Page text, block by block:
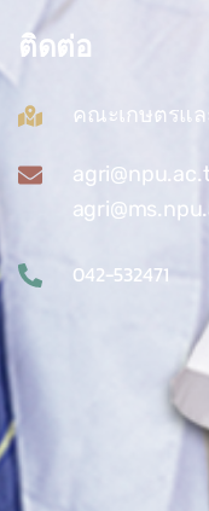
ติดต่อ
คณะเกษตรแ
042-532471